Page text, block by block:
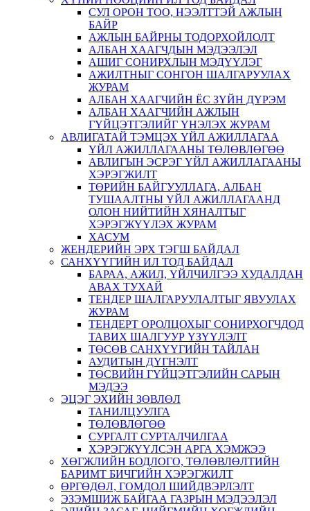
СУЛ ОРОН ТОО, НЭЭЛТТЭЙ АЖЛЫН
БАЙР
АЖЛЫН БАЙРНЫ ТОДОРХОЙЛОЛТ
АЛБАН ХААГЧДЫН МЭДЭЭЛЭЛ
АШИГ СОНИРХЛЫН МЭДҮҮЛЭГ
АЖИЛТНЫГ СОНГОН ШАЛГАРУУЛАХ
ЖУРАМ
АЛБАН ХААГЧИЙН ЁС ЗҮЙН ДҮРЭМ
АЛБАН ХААГЧИЙН АЖЛЫН
ГҮЙЦЭТГЭЛИЙГ ҮНЭЛЭХ ЖУРАМ
АВЛИГАТАЙ ТЭМЦЭХ ҮЙЛ АЖИЛЛАГАА
ҮЙЛ АЖИЛЛАГААНЫ ТӨЛӨВЛӨГӨӨ
АВЛИГЫН ЭСРЭГ ҮЙЛ АЖИЛЛАГААНЫ
ХЭРЭГЖИЛТ
ТӨРИЙН БАЙГУУЛЛАГА, АЛБАН
ТУШААЛТНЫ ҮЙЛ АЖИЛЛАГААНД
ОЛОН НИЙТИЙН ХЯНАЛТЫГ
ХЭРЭГЖҮҮЛЭХ ЖУРАМ
ХАСУМ
ЖЕНДЕРИЙН ЭРХ ТЭГШ БАЙДАЛ
САНХҮҮГИЙН ИЛ ТОД БАЙДАЛ
БАРАА, АЖИЛ, ҮЙЛЧИЛГЭЭ ХУДАЛДАН
АВАХ ТУХАЙ
ТЕНДЕР ШАЛГАРУУЛАЛТЫГ ЯВУУЛАХ
ЖУРАМ
ТЕНДЕРТ ОРОЛЦОХЫГ СОНИРХОГЧДОД
ТАВИХ ШАЛГУУР ҮЗҮҮЛЭЛТ
ТӨСӨВ САНХҮҮГИЙН ТАЙЛАН
АУДИТЫН ДҮГНЭЛТ
ТӨСВИЙН ГҮЙЦЭТГЭЛИЙН САРЫН
МЭДЭЭ
ЭЦЭГ ЭХИЙН ЗӨВЛӨЛ
ТАНИЛЦУУЛГА
ТӨЛӨВЛӨГӨӨ
СУРГАЛТ СУРТАЛЧИЛГАА
ХЭРЭГЖҮҮЛСЭН АРГА ХЭМЖЭЭ
ХӨГЖЛИЙН БОДЛОГО, ТӨЛӨВЛӨЛТИЙН
БАРИМТ БИЧГИЙН ХЭРЭГЖИЛТ
ӨРГӨДӨЛ, ГОМДОЛ ШИЙДВЭРЛЭЛТ
ЭЗЭМШИЖ БАЙГАА ГАЗРЫН МЭДЭЭЛЭЛ